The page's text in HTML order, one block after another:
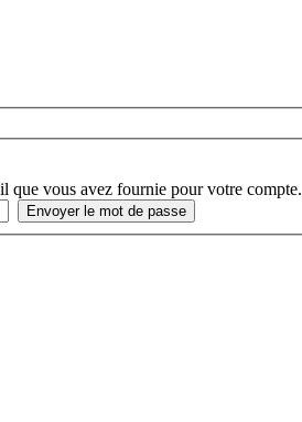
que vous avez fournie pour votre compte.